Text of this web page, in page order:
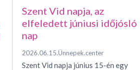
Szent Vid napja, az
elfeledett júniusi időjósló
nap
2026.06.15.Ünnepek.center
Szent Vid napja június 15-én egy